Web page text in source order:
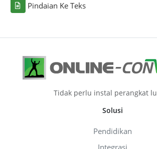
Pindaian Ke Teks
Tidak perlu instal perangkat
Solusi
Pendidikan